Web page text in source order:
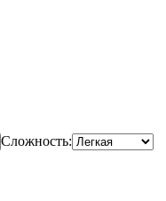
Сложность: